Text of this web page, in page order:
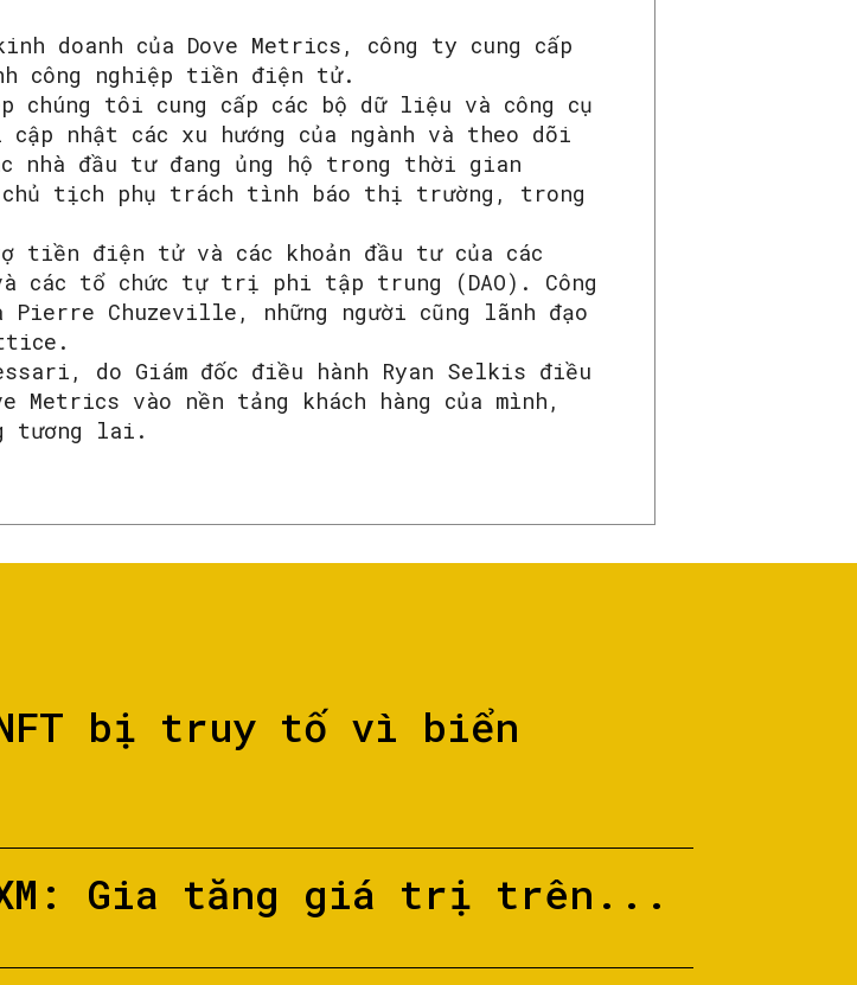
SEARCH...
doanh của Dove Metrics, công ty cung cấp
công nghiệp tiền điện tử.
chúng tôi cung cấp các bộ dữ liệu và công cụ
nhật các xu hướng của ngành và theo dõi
nhà đầu tư đang ủng hộ trong thời gian
tịch phụ trách tình báo thị trường, trong
tiền điện tử và các khoản đầu tư của các
các tổ chức tự trị phi tập trung (DAO). Công
Pierre Chuzeville, những người cũng lãnh đạo
do Giám đốc điều hành Ryan Selkis điều
Metrics vào nền tảng khách hàng của mình,
tương lai.
bị truy tố vì biển
XM: Gia tăng giá trị trên...